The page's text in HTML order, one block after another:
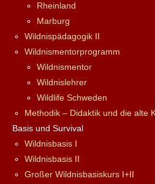
Rheinland
Marburg
Wildnispädagogik II
Wildnismentorprogramm
Wildnismentor
Wildnislehrer
Wildlife Schweden
Methodik – Didaktik und die alte
Basis und Survival
Wildnisbasis I
Wildnisbasis II
Großer Wildnisbasiskurs I+II